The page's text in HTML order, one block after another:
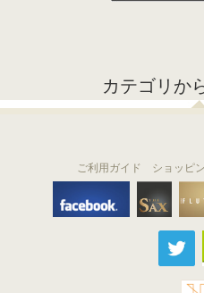
カテゴリか
THE SAX
ご利用ガイド ショッピ